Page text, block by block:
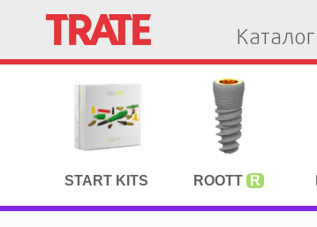
Каталог
START KITS ROOTT R